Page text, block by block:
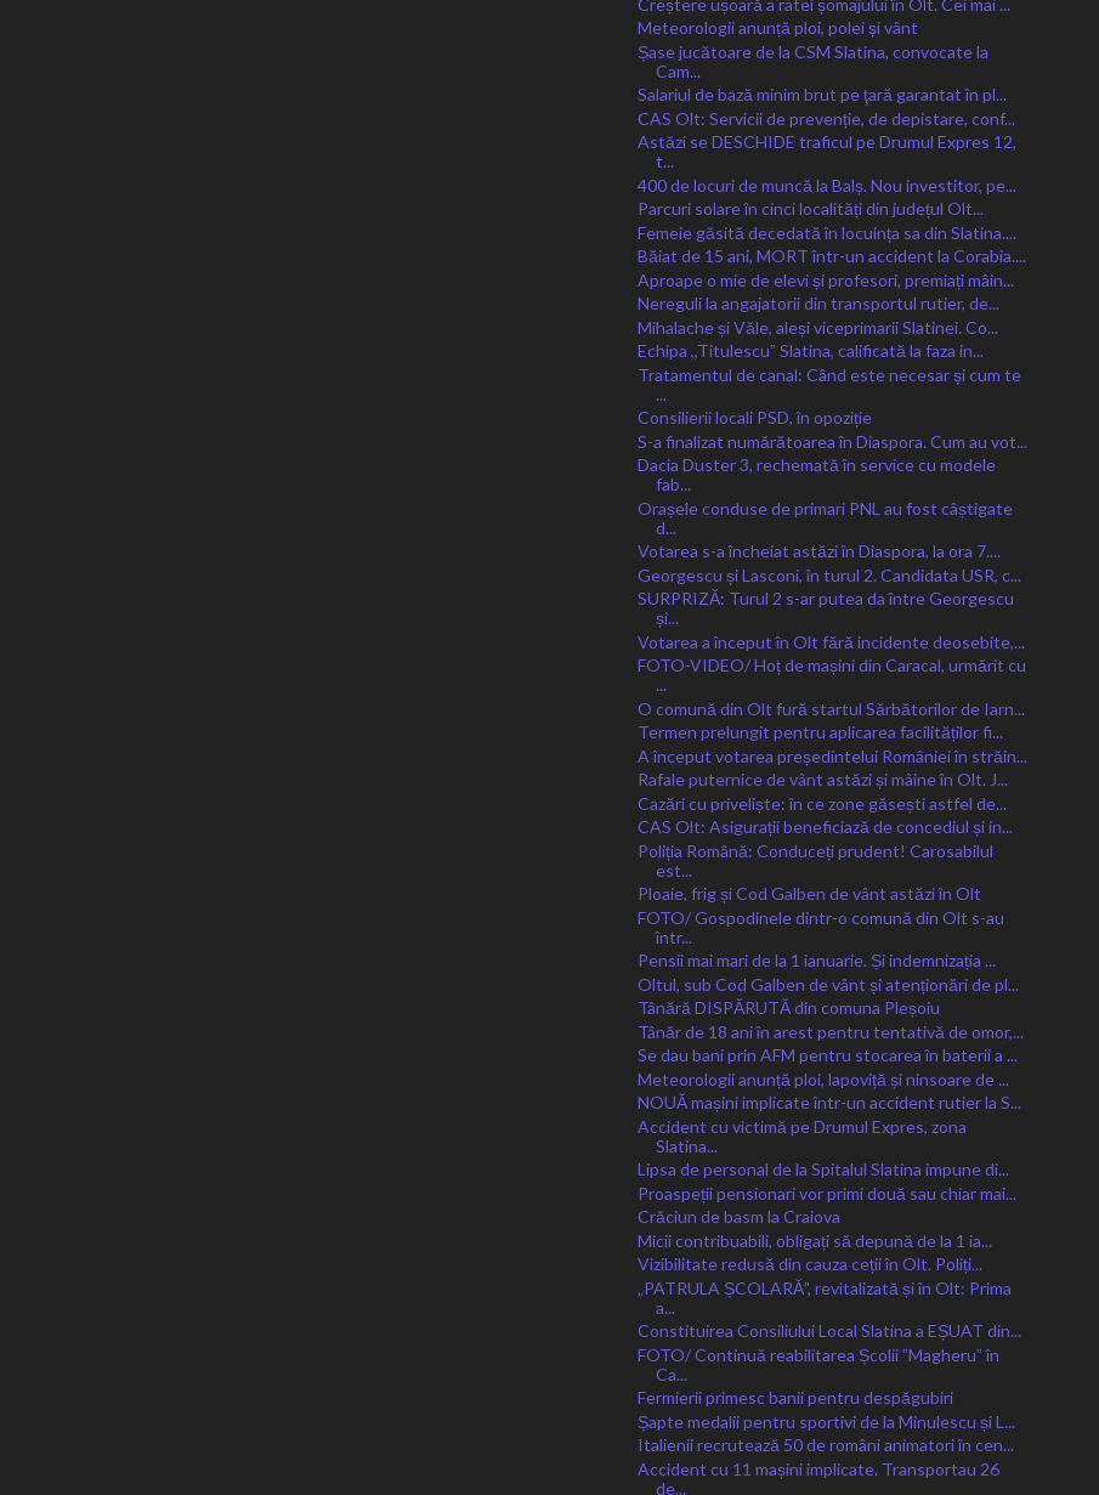
Meteorologii anunță ploi, polei și vânt
Șase jucătoare de la CSM Slatina, convocate la
Cam...
Salariul de bază minim brut pe ţară garantat în pl...
CAS Olt: Servicii de prevenție, de depistare, conf...
Astăzi se DESCHIDE traficul pe Drumul Expres 12,
t...
400 de locuri de muncă la Balș. Nou investitor, pe...
Parcuri solare în cinci localități din județul Olt...
Femeie găsită decedată în locuința sa din Slatina....
Băiat de 15 ani, MORT într-un accident la Corabia....
Aproape o mie de elevi și profesori, premiați mâin...
Nereguli la angajatorii din transportul rutier, de...
Mihalache și Văle, aleși viceprimarii Slatinei. Co...
Echipa ,,Titulescuˮ Slatina, calificată la faza in...
Tratamentul de canal: Când este necesar și cum te
...
Consilierii locali PSD, în opoziție
S-a finalizat numărătoarea în Diaspora. Cum au vot...
Dacia Duster 3, rechemată în service cu modele
fab...
Orașele conduse de primari PNL au fost câștigate
d...
Votarea s-a încheiat astăzi în Diaspora, la ora 7....
Georgescu și Lasconi, în turul 2. Candidata USR, c...
SURPRIZĂ: Turul 2 s-ar putea da între Georgescu
și...
Votarea a început în Olt fără incidente deosebite,...
FOTO-VIDEO/ Hoț de mașini din Caracal, urmărit cu
...
O comună din Olt fură startul Sărbătorilor de Iarn...
Termen prelungit pentru aplicarea facilităților fi...
A început votarea președintelui României în străin...
Rafale puternice de vânt astăzi și mâine în Olt. J...
Cazări cu priveliște: în ce zone găsești astfel de...
CAS Olt: Asigurații beneficiază de concediul și in...
Poliția Română: Conduceți prudent! Carosabilul
est...
Ploaie, frig și Cod Galben de vânt astăzi în Olt
FOTO/ Gospodinele dintr-o comună din Olt s-au
într...
Pensii mai mari de la 1 ianuarie. Și indemnizația ...
Oltul, sub Cod Galben de vânt și atenționări de pl...
Tânără DISPĂRUTĂ din comuna Pleșoiu
Tânăr de 18 ani în arest pentru tentativă de omor,...
Se dau bani prin AFM pentru stocarea în baterii a ...
Meteorologii anunță ploi, lapoviță și ninsoare de ...
NOUĂ mașini implicate într-un accident rutier la S...
Accident cu victimă pe Drumul Expres, zona
Slatina...
Lipsa de personal de la Spitalul Slatina impune di...
Proaspeții pensionari vor primi două sau chiar mai...
Crăciun de basm la Craiova
Micii contribuabili, obligați să depună de la 1 ia...
Vizibilitate redusă din cauza ceții în Olt. Poliți...
„PATRULA ȘCOLARĂ”, revitalizată și în Olt: Prima
a...
Constituirea Consiliului Local Slatina a EȘUAT din...
FOTO/ Continuă reabilitarea Școlii ˮMagheruˮ în
Ca...
Fermierii primesc banii pentru despăgubiri
Șapte medalii pentru sportivi de la Minulescu și L...
Italienii recrutează 50 de români animatori în cen...
Accident cu 11 mașini implicate. Transportau 26
de...